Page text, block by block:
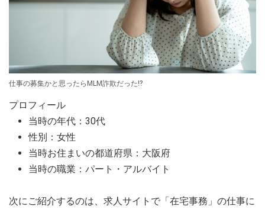
仕事の募集かと思ったらMLM詐欺だった⁉
プロフィール
当時の年代：30代
性別：女性
当時お住まいの都道府県：大阪府
当時の職業：パート・アルバイト
次にご紹介するのは、求人サイトで「在宅事務」の仕事に